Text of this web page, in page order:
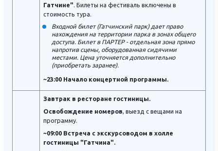
Гатчине". Билеты на фестиваль включены в
стоимость тура.
Входной билет (Гатчинский парк) дает право
нахождения на территории парка в зонах общего
доступа. Билет в ПАРТЕР - отдельная зона прямо
напротив сцены, оборудованная сидячими
местами. Цена уточняется дополнительно
(приобретать заранее).
~23:00 Начало концертной программы.
Завтрак в ресторане гостиницы.
Освобождение номеров, выезд с вещами на
программу.
~09:00 Встреча с экскурсоводом в холле
гостиницы "Гатчина".